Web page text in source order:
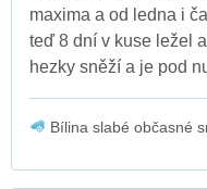
maxima a od ledna i
teď 8 dní v kuse ležel
hezky sněží a je pod
Bílina slabé občasné